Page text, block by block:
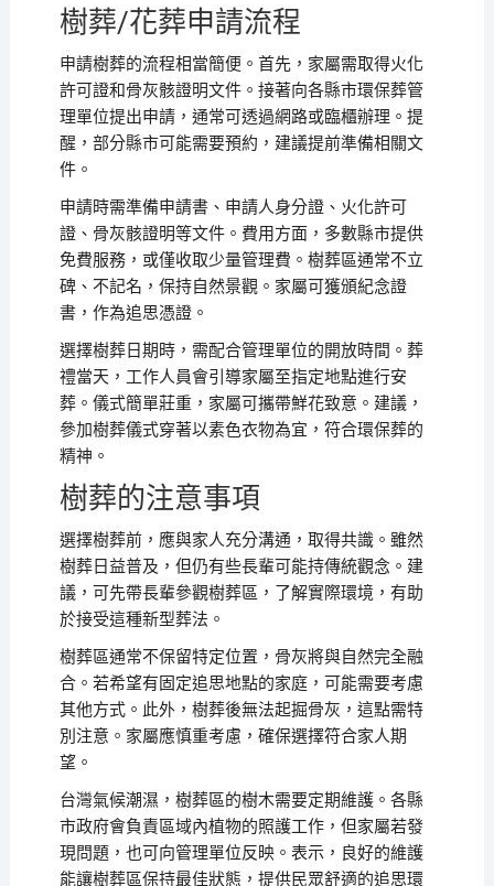
樹葬/花葬申請流程
申請樹葬的流程相當簡便。首先，家屬需取得火化
許可證和骨灰骸證明文件。接著向各縣市環保葬管
理單位提出申請，通常可透過網路或臨櫃辦理。提
醒，部分縣市可能需要預約，建議提前準備相關文
件。
申請時需準備申請書、申請人身分證、火化許可
證、骨灰骸證明等文件。費用方面，多數縣市提供
免費服務，或僅收取少量管理費。樹葬區通常不立
碑、不記名，保持自然景觀。家屬可獲頒紀念證
書，作為追思憑證。
選擇樹葬日期時，需配合管理單位的開放時間。葬
禮當天，工作人員會引導家屬至指定地點進行安
葬。儀式簡單莊重，家屬可攜帶鮮花致意。建議，
參加樹葬儀式穿著以素色衣物為宜，符合環保葬的
精神。
樹葬的注意事項
選擇樹葬前，應與家人充分溝通，取得共識。雖然
樹葬日益普及，但仍有些長輩可能持傳統觀念。建
議，可先帶長輩參觀樹葬區，了解實際環境，有助
於接受這種新型葬法。
樹葬區通常不保留特定位置，骨灰將與自然完全融
合。若希望有固定追思地點的家庭，可能需要考慮
其他方式。此外，樹葬後無法起掘骨灰，這點需特
別注意。家屬應慎重考慮，確保選擇符合家人期
望。
台灣氣候潮濕，樹葬區的樹木需要定期維護。各縣
市政府會負責區域內植物的照護工作，但家屬若發
現問題，也可向管理單位反映。表示，良好的維護
能讓樹葬區保持最佳狀態，提供民眾舒適的追思環